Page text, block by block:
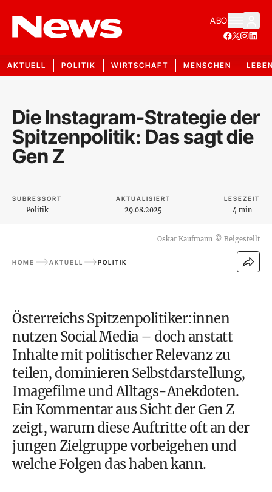
ABO
AKTUELL POLITIK WIRTSCHAFT MENSCHEN
Die Instagram-Strategie der
Spitzenpolitik: Das sagt die
Gen Z
SUBRESSORT
Politik
AKTUALISIERT
29.08.2025
LESEZEIT
4 min
Oskar Kaufmann © Beigestellt
HOME AKTUELL POLITIK
Österreichs Spitzenpolitiker:innen
nutzen Social Media – doch anstatt
Inhalte mit politischer Relevanz zu
teilen, dominieren Selbstdarstellung,
Imagefilme und Alltags-Anekdoten.
Ein Kommentar aus Sicht der Gen Z
zeigt, warum diese Auftritte oft an der
jungen Zielgruppe vorbeigehen und
welche Folgen das haben kann.